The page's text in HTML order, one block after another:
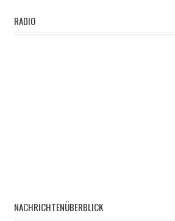
RADIO
NACHRICHTENÜBERBLICK